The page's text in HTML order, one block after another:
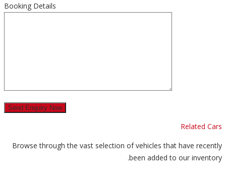
Booking Details
Related Cars
Browse through the vast selection of vehicles that have recently
been added to our inventory.